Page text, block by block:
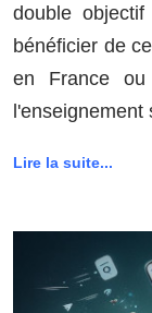
double
bénéficier de
en France ou
l'enseignement
Lire la suite...